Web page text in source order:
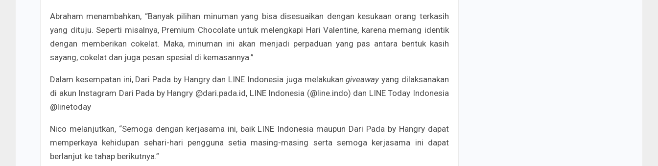
Abraham menambahkan, “Banyak pilihan minuman yang bisa disesuaikan dengan kesukaan orang terkasih
yang dituju. Seperti misalnya, Premium Chocolate untuk melengkapi Hari Valentine, karena memang identik
dengan memberikan cokelat. Maka, minuman ini akan menjadi perpaduan yang pas antara bentuk kasih
sayang, cokelat dan juga pesan spesial di kemasannya.”
Dalam kesempatan ini, Dari Pada by Hangry dan LINE Indonesia juga melakukangiveaway yang dilaksanakan
di akun Instagram Dari Pada by Hangry @dari.pada.id, LINE Indonesia (@line.indo) dan LINE Today Indonesia
@linetoday
Nico melanjutkan, “Semoga dengan kerjasama ini, baik LINE Indonesia maupun Dari Pada by Hangry dapat
memperkaya kehidupan sehari-hari pengguna setia masing-masing serta semoga kerjasama ini dapat
berlanjut ke tahap berikutnya.”